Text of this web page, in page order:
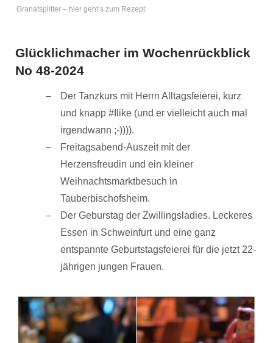
Granatsplitter – hier geht’s zum Rezept
Glücklichmacher im Wochenrückblick
No 48-2024
Der Tanzkurs mit Herrn Alltagsfeierei, kurz
und knapp #Ilike (und er vielleicht auch mal
irgendwann ;-)))).
Freitagsabend-Auszeit mit der
Herzensfreudin und ein kleiner
Weihnachtsmarktbesuch in
Tauberbischofsheim.
Der Geburstag der Zwillingsladies. Leckeres
Essen in Schweinfurt und eine ganz
entspannte Geburtstagsfeierei für die jetzt 22-
jährigen jungen Frauen.